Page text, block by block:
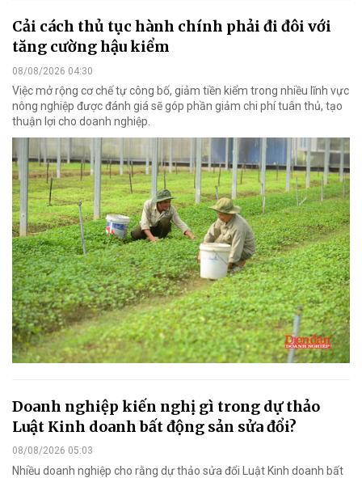
Cải cách thủ tục hành chính phải đi đôi với
tăng cường hậu kiểm
08/08/2026 04:30
Việc mở rộng cơ chế tự công bố, giảm tiền kiểm trong nhiều lĩnh vực
nông nghiệp được đánh giá sẽ góp phần giảm chi phí tuân thủ, tạo
thuận lợi cho doanh nghiệp.
Doanh nghiệp kiến nghị gì trong dự thảo
Luật Kinh doanh bất động sản sửa đổi?
08/08/2026 05:03
Nhiều doanh nghiệp cho rằng dự thảo sửa đổi Luật Kinh doanh bất